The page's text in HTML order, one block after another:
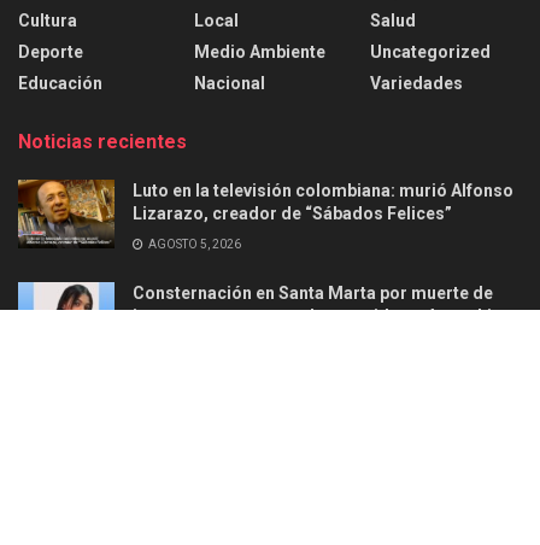
Cultura
Deporte
Educación
Local
Medio Ambiente
Nacional
Salud
Uncategorized
Variedades
Noticias recientes
Luto en la televisión colombiana: murió Alfonso
Lizarazo, creador de “Sábados Felices”
AGOSTO 5, 2026
Consternación en Santa Marta por muerte de
joven en ataque armado ocurrido en Aguachica